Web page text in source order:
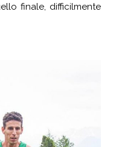
finale, difficilmente